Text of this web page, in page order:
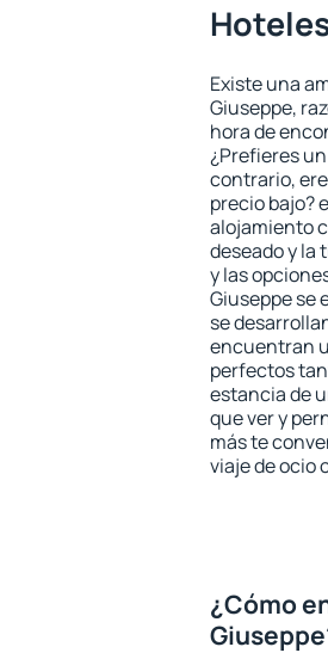
Existe una
Giuseppe,
hora de
¿Prefieres
contrario,
precio bajo?
alojamiento
deseado y la
y las
Giuseppe se
se
encuentran
perfectos
estancia de
que ver y
más te
viaje de ocio
¿Cómo